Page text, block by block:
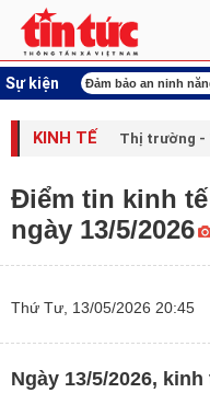
Sự kiện
lượng Mỹ - Israel tấn công
KINH TẾ Thị trường -
Điểm tin kinh
ngày 13/5/2026
Thứ Tư, 13/05/2026 20:45
Ngày 13/5/2026,